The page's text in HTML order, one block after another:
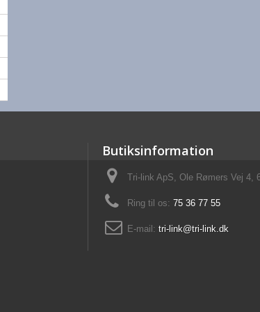
Butiksinformation
Tri-link ApS, Ole Rømers Vej 4,
Ring til os: 75 36 77 55
E-mail: tri-link@tri-link.dk